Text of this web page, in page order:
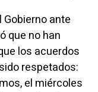
ante
que no han
los acuerdos
respetados:
el miércoles